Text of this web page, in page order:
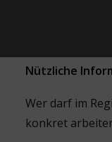
Nützliche
Wer darf im
konkret